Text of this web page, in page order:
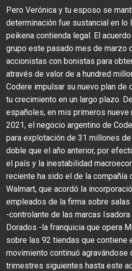
Pero Verónica y tu esposo se
determinación fue sustancial en lo
peikena contienda legal. El
grupo este pasado mes de marzo
accionistas con bonistas para
através de valor de a hundred
Codere impulsar su nuevo plan de
tu crecimiento en un largo plazo.
españoles, en mis primeros
2021, el negocio argentino de
para explotación de 31 millones
doble que el año anterior, por
el país y la inestabilidad
reciente ha sido el de la compañía
Walmart, que acordó la
empleados de la firma sobre salas
-controlante de las marcas
Dorados -la franquicia que opera
sobre las 92 tiendas que contiene
movimiento continuó agravándose
trimestres siguientes hasta este